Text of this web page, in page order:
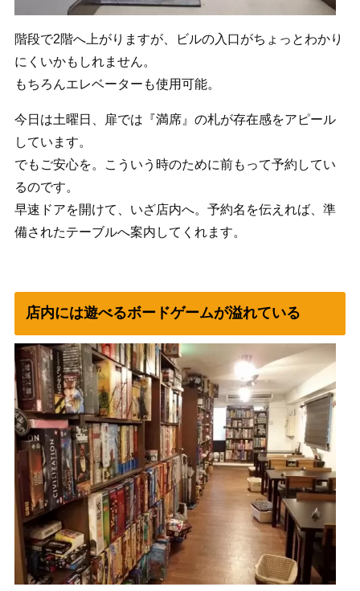
階段で2階へ上がりますが、ビルの入口がちょっとわかり
にくいかもしれません。
もちろんエレベーターも使用可能。
今日は土曜日、扉では『満席』の札が存在感をアピール
しています。
でもご安心を。こういう時のために前もって予約してい
るのです。
早速ドアを開けて、いざ店内へ。予約名を伝えれば、準
備されたテーブルへ案内してくれます。
店内には遊べるボードゲームが溢れている